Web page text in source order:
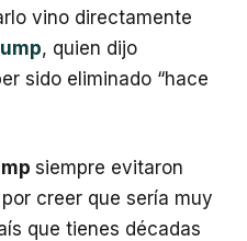
vino directamente
, quien dijo
sido eliminado “hace
siempre evitaron
creer que sería muy
que tienes décadas